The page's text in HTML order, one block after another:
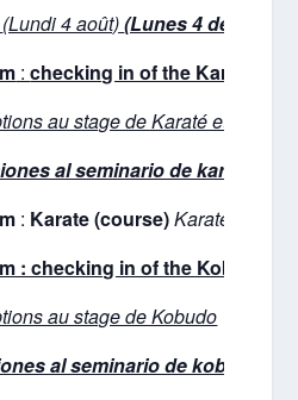
(Lundi 4 août)(Lunes 4 de
:checking in of the Karate
au stage de Karaté et de
al seminario de karate y
: Karate (course)Karaté (cours
: checking in of the Kobudo
au stage de Kobudo
al seminario de kobudo